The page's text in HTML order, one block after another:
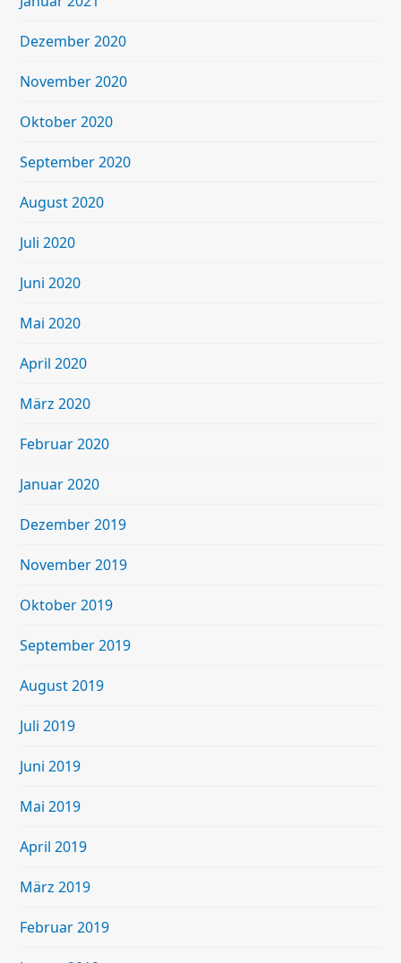
Dezember 2020
November 2020
Oktober 2020
September 2020
August 2020
Juli 2020
Juni 2020
Mai 2020
April 2020
März 2020
Februar 2020
Januar 2020
Dezember 2019
November 2019
Oktober 2019
September 2019
August 2019
Juli 2019
Juni 2019
Mai 2019
April 2019
März 2019
Februar 2019